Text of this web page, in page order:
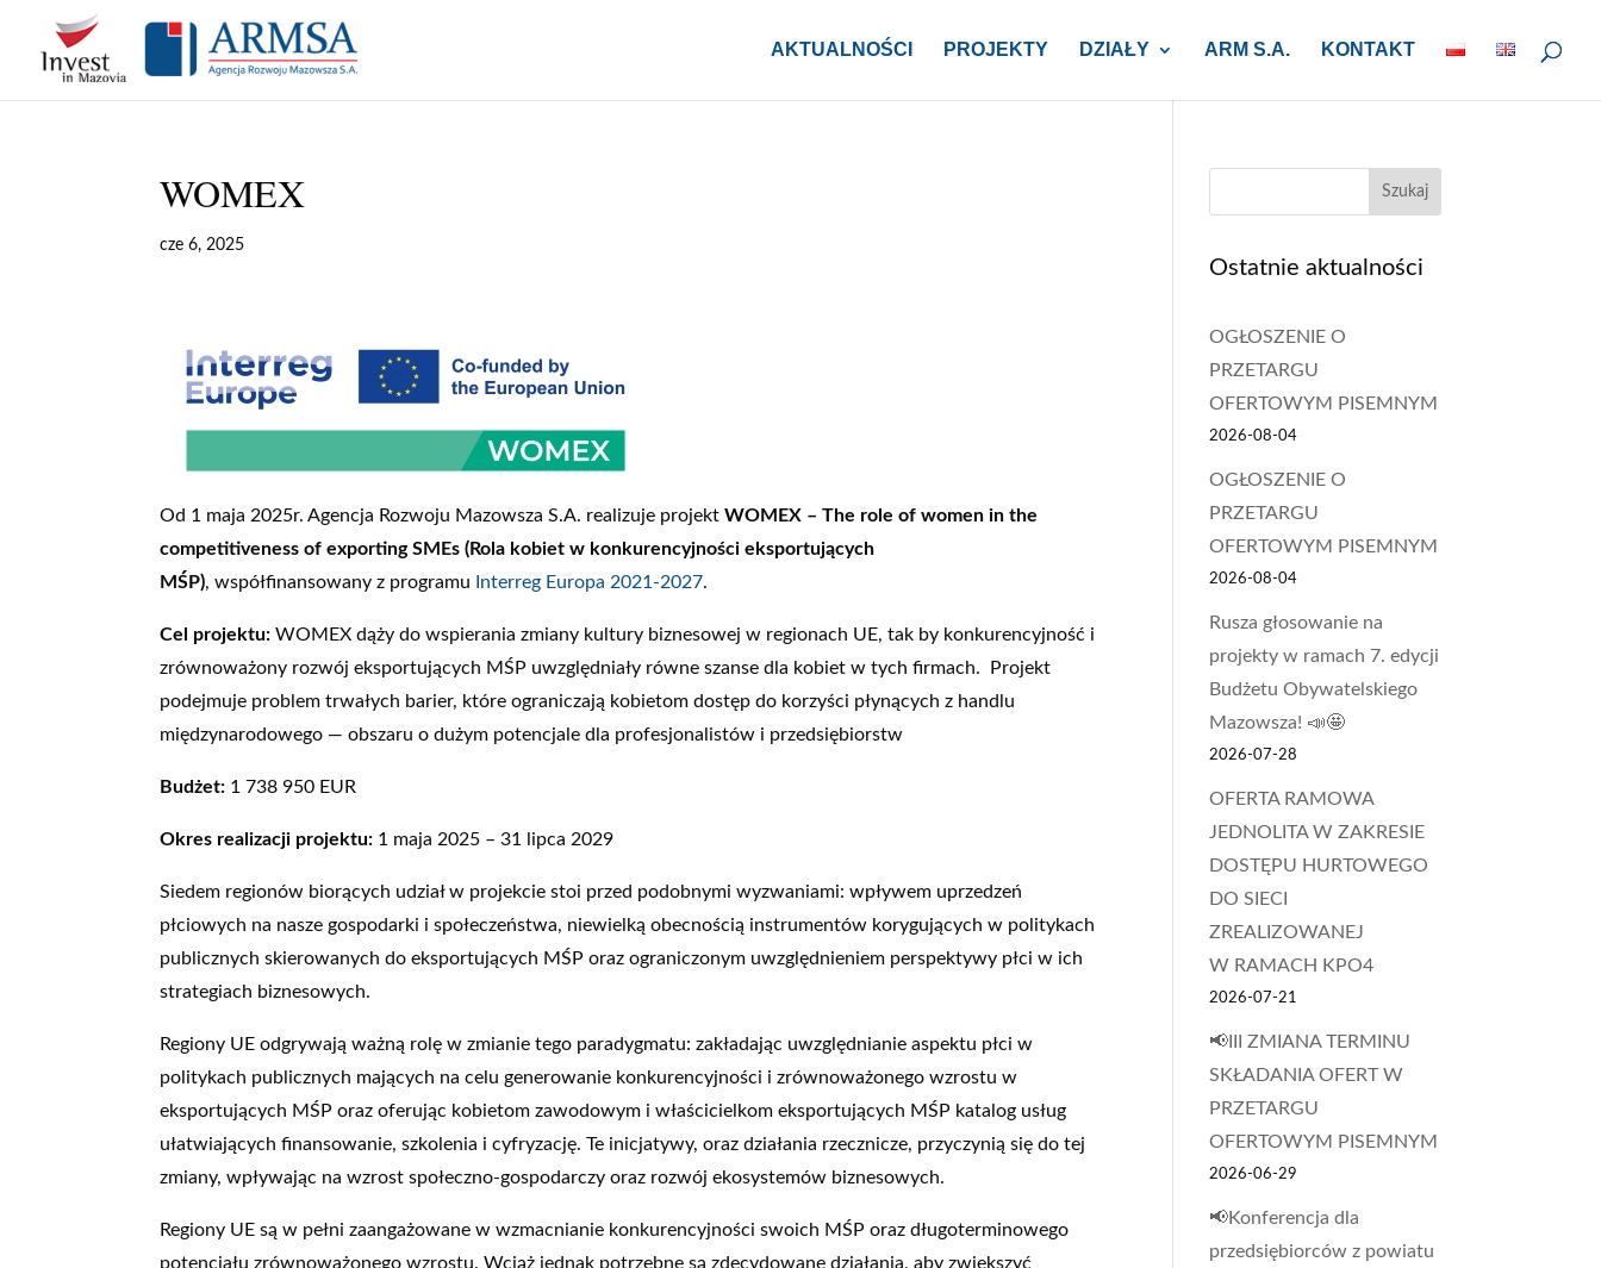
content
AKTUALNOŚCI PROJEKTY DZIAŁY ARM S.A. KONTAKT
WOMEX
cze 6, 2025
Od 1 maja 2025r. Agencja Rozwoju Mazowsza S.A. realizuje projektWOMEX – The role of women in the
competitiveness of exporting SMEs (Rola kobiet w konkurencyjności eksportujących
MŚP), współfinansowany z programu Interreg Europa 2021-2027.
Cel projektu:WOMEX dąży do wspierania zmiany kultury biznesowej w regionach UE, tak by konkurencyjność i
zrównoważony rozwój eksportujących MŚP uwzględniały równe szanse dla kobiet w tych firmach. Projekt
podejmuje problem trwałych barier, które ograniczają kobietom dostęp do korzyści płynących z handlu
międzynarodowego — obszaru o dużym potencjale dla profesjonalistów i przedsiębiorstw
Budżet: 1 738 950 EUR
Okres realizacji projektu: 1 maja 2025 – 31 lipca 2029
Siedem regionów biorących udział w projekcie stoi przed podobnymi wyzwaniami: wpływem uprzedzeń
płciowych na nasze gospodarki i społeczeństwa, niewielką obecnością instrumentów korygujących w politykach
publicznych skierowanych do eksportujących MŚP oraz ograniczonym uwzględnieniem perspektywy płci w ich
strategiach biznesowych.
Regiony UE odgrywają ważną rolę w zmianie tego paradygmatu: zakładając uwzględnianie aspektu płci w
politykach publicznych mających na celu generowanie konkurencyjności i zrównoważonego wzrostu w
eksportujących MŚP oraz oferując kobietom zawodowym i właścicielkom eksportujących MŚP katalog usług
ułatwiających finansowanie, szkolenia i cyfryzację. Te inicjatywy, oraz działania rzecznicze, przyczynią się do tej
zmiany, wpływając na wzrost społeczno-gospodarczy oraz rozwój ekosystemów biznesowych.
Regiony UE są w pełni zaangażowane w wzmacnianie konkurencyjności swoich MŚP oraz długoterminowego
potencjału zrównoważonego wzrostu. Wciąż jednak potrzebne są zdecydowane działania, aby zwiększyć
Szukaj
Ostatnie aktualności
OGŁOSZENIE O
PRZETARGU
OFERTOWYM PISEMNYM
2026-08-04
OGŁOSZENIE O
PRZETARGU
OFERTOWYM PISEMNYM
2026-08-04
Rusza głosowanie na
projekty w ramach 7. edycji
Budżetu Obywatelskiego
Mazowsza! 📣🤩
2026-07-28
OFERTA RAMOWA
JEDNOLITA W ZAKRESIE
DOSTĘPU HURTOWEGO
DO SIECI
ZREALIZOWANEJ
W RAMACH KPO4
2026-07-21
📢III ZMIANA TERMINU
SKŁADANIA OFERT W
PRZETARGU
OFERTOWYM PISEMNYM
2026-06-29
📢Konferencja dla
przedsiębiorców z powiatu